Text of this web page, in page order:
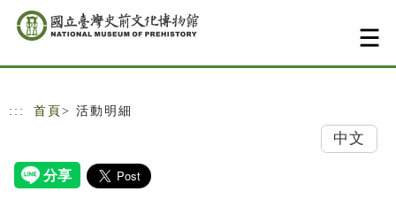
跳到主要內容
網站導覽
::: 首頁 > 活動明細
中文